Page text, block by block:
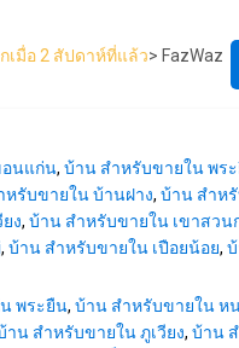
ล้าน #บึงแก่นนคร #บ้านขอ
บ้านขอนแก่นเฟอร์นิเจอร์
พเพียง 900 เมตร มหาวิท
.ศรีนครินทร์ 4 กม. เซ็นทรั
ค่าใช้จ่ายวันโอนคนละค
แม็ก 061342---- #บ้านห
นแก่น #บ้านขอนแก่นใกล้ม
นครินทร์ #บ้านขอนแก่น #
เกิน10ล้าน
เมื่อ 2 สัปดาห์ที่แล้ว> FazWaz
อนแก่น, บ้าน สำหรับขายใน พร
หรับขายใน บ้านฝาง, บ้าน สำห
ง, บ้าน สำหรับขายใน เขาสวน
, บ้าน สำหรับขายใน เปือยน้อย,
พระยืน, บ้าน สำหรับขายใน หน
าน สำหรับขายใน ภูเวียง, บ้าน